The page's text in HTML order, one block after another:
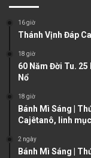
16 giờ
Thánh Vịnh Đáp
18 giờ
60 Năm Đời Tu. 25
Nổ
18 giờ
Bánh Mì Sáng |
Cajêtanô, linh mục
2 ngày
Bánh Mì Sáng |